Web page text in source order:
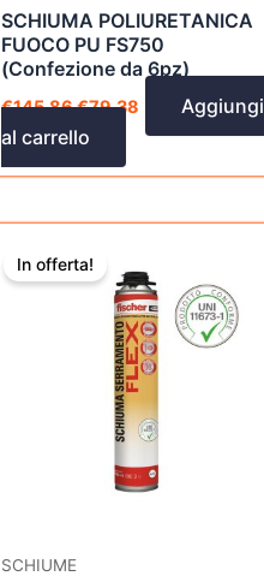
SCHIUMA POLIURETANICA
FUOCO PU FS750
(Confezione da 6pz)
€145,86€79,38
Aggiungi
al carrello
In offerta!
SCHIUME
prezzo
originale
€227,52.
attuale
è:
€102,14.